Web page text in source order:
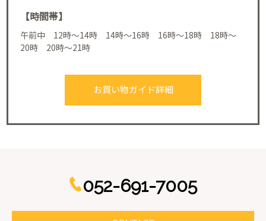
【時間帯】
午前中 12時～14時 14時～16時 16時～18時 18時～
20時 20時～21時
お買い物ガイド詳細
052-691-7005